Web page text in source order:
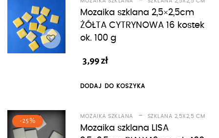
Mozaika szklana 2,5×2,5cm
ŻÓŁTA CYTRYNOWA 16 kostek
ok. 100 g
3,99zł
DODAJ DO KOSZYKA
-25%
MOZAIKA SZKLANA - SZKLANA 2,5X2,5 CM
Mozaika szklana LISA